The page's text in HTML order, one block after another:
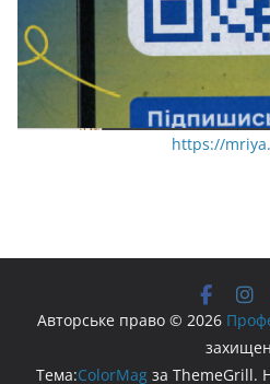
https://
Авторське право © 2026
Тема:ColorMag за ThemeGrill.